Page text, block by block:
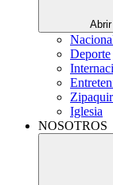
Deporte
Iglesia
NOSOTROS